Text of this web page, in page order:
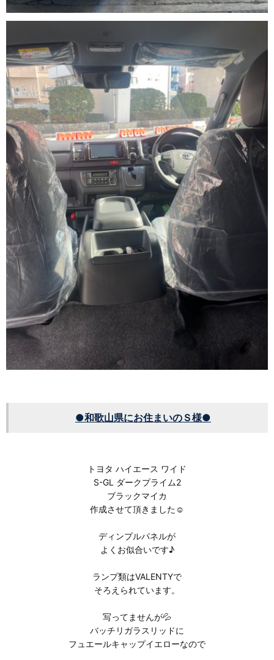
●和歌山県にお住まいのＳ様●
トヨタ ハイエース ワイド
S-GL ダークプライム2
ブラックマイカ
作成させて頂きました☺️
ディンプルパネルが
よくお似合いです♪
ランプ類はVALENTYで
そろえられています。
写ってませんが💦
バッチリガラスリッドに
フュエールキャップイエローなので